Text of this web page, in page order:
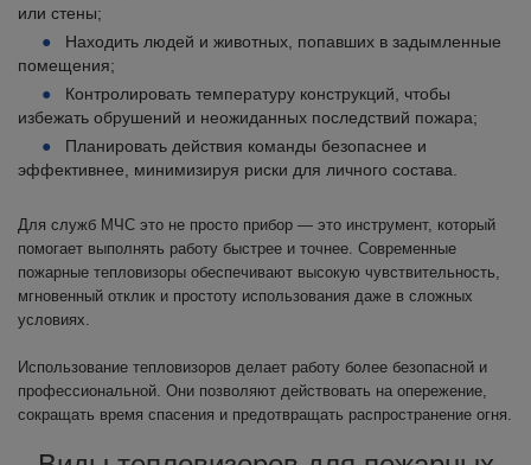
или стены;
Находить людей и животных, попавших в задымленные
помещения;
Контролировать температуру конструкций, чтобы
избежать обрушений и неожиданных последствий пожара;
Планировать действия команды безопаснее и
эффективнее, минимизируя риски для личного состава.
Для служб МЧС это не просто прибор — это инструмент, который
помогает выполнять работу быстрее и точнее. Современные
пожарные тепловизоры обеспечивают высокую чувствительность,
мгновенный отклик и простоту использования даже в сложных
условиях.
Использование тепловизоров делает работу более безопасной и
профессиональной. Они позволяют действовать на опережение,
сокращать время спасения и предотвращать распространение огня.